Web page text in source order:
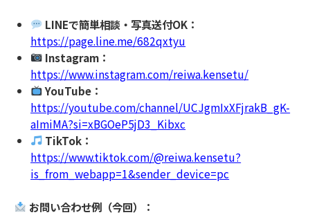
LINEで簡単相談・写真送付OK：
https://page.line.me/682qxtyu
Instagram：
https://www.instagram.com/reiwa.kensetu/
YouTube：
https://youtube.com/channel/UCJgmIxXFjrakB_gK-
aImiMA?si=xBGOeP5jD3_Kibxc
TikTok：
https://www.tiktok.com/@reiwa.kensetu?
is_from_webapp=1&sender_device=pc
お問い合わせ例（今回）：